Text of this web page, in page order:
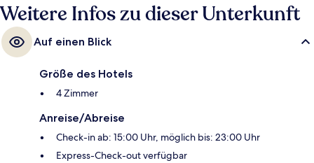
Weitere Infos zu dieser Unterkunft
Auf einen Blick
Größe des Hotels
4 Zimmer
Anreise/Abreise
Check-in ab: 15:00 Uhr, möglich bis: 23:00 Uhr
Express-Check-out verfügbar